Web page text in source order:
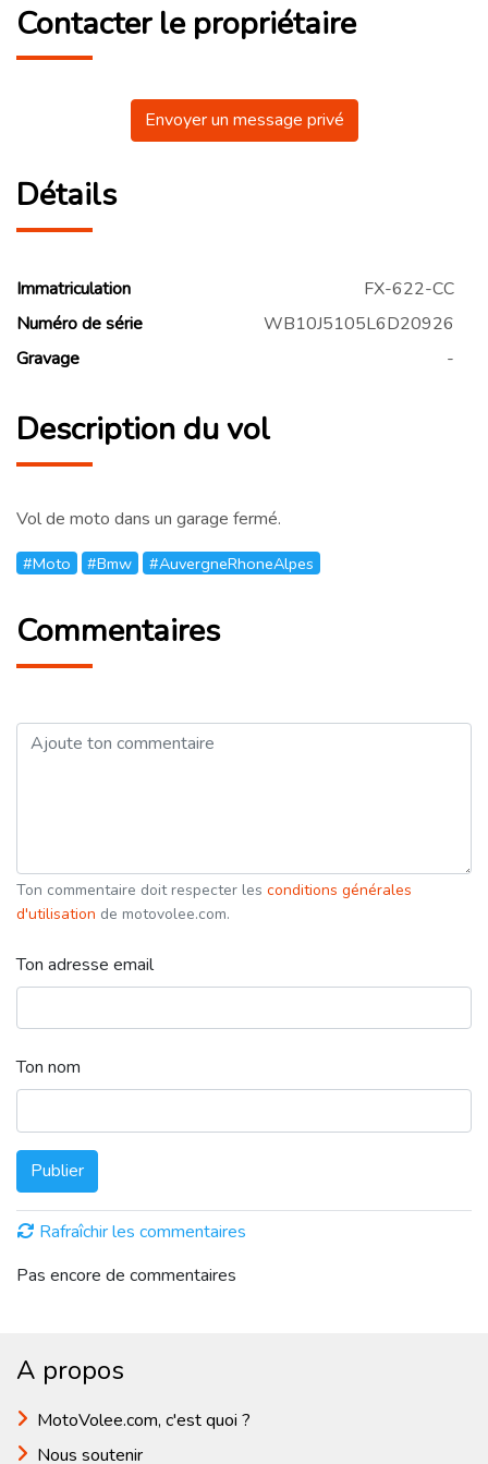
Contacter le propriétaire
Envoyer un message privé
Détails
Immatriculation
FX-622-CC
Numéro de série
WB10J5105L6D20926
Gravage
-
Description du vol
Vol de moto dans un garage fermé.
#Moto #Bmw #AuvergneRhoneAlpes
Commentaires
Ton commentaire doit respecter les conditions générales
d'utilisation de motovolee.com.
Ton adresse email
Ton nom
Publier
Rafraîchir les commentaires
Pas encore de commentaires
A propos
MotoVolee.com, c'est quoi ?
Nous soutenir